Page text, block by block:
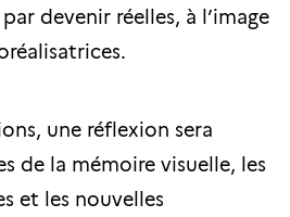
devenir réelles, à l’image
une réflexion sera
de la mémoire visuelle, les
et les nouvelles